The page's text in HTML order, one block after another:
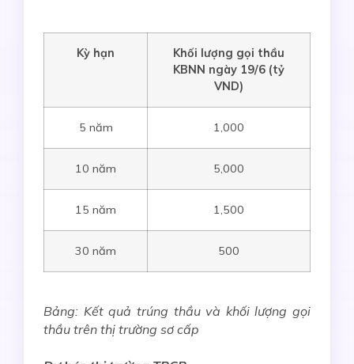
Kỳ hạn
Khối lượng gọi thầu
KBNN ngày 19/6 (tỷ
VND)
5 năm 1,000
10 năm 5,000
15 năm 1,500
30 năm 500
Bảng: Kết quả trúng thầu và khối lượng gọi
thầu trên thị trường sơ cấp